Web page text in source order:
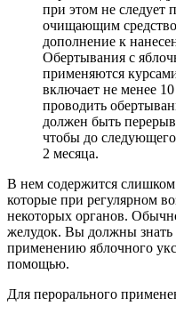
при этом не следует
очищающим
дополнение к
Обертывания с
применяются
включает не менее
проводить
должен быть
чтобы до
2 месяца.
В нем содержится
которые при регулярном
некоторых органов.
желудок. Вы должны знать
применению яблочного
помощью.
Для перорального